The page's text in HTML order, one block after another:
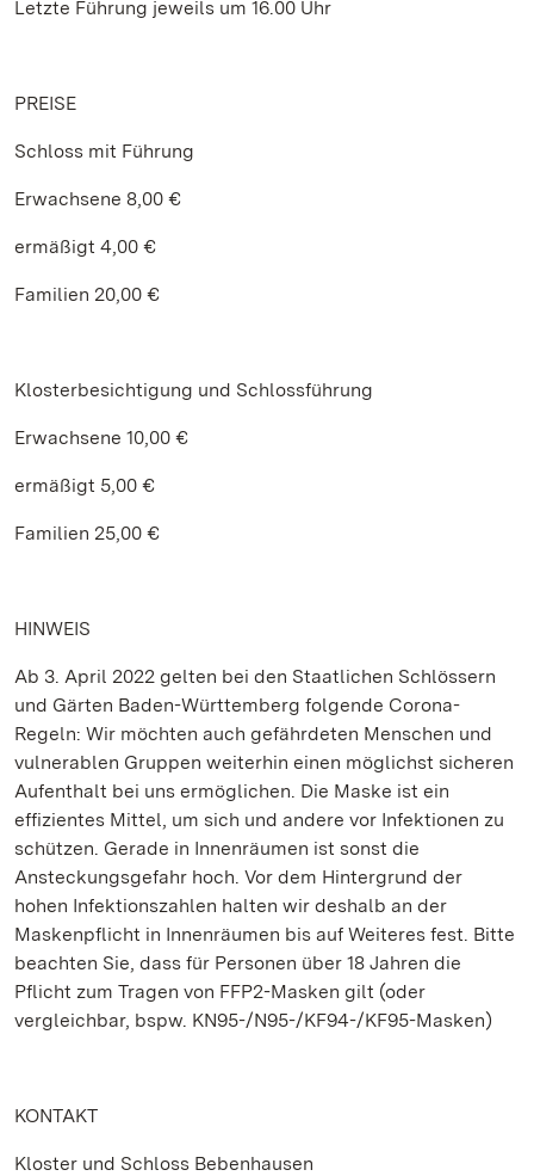
Letzte Führung jeweils um 16.00 Uhr
PREISE
Schloss mit Führung
Erwachsene 8,00 €
ermäßigt 4,00 €
Familien 20,00 €
Klosterbesichtigung und Schlossführung
Erwachsene 10,00 €
ermäßigt 5,00 €
Familien 25,00 €
HINWEIS
Ab 3. April 2022 gelten bei den Staatlichen Schlössern
und Gärten Baden-Württemberg folgende Corona-
Regeln: Wir möchten auch gefährdeten Menschen und
vulnerablen Gruppen weiterhin einen möglichst sicheren
Aufenthalt bei uns ermöglichen. Die Maske ist ein
effizientes Mittel, um sich und andere vor Infektionen zu
schützen. Gerade in Innenräumen ist sonst die
Ansteckungsgefahr hoch. Vor dem Hintergrund der
hohen Infektionszahlen halten wir deshalb an der
Maskenpflicht in Innenräumen bis auf Weiteres fest. Bitte
beachten Sie, dass für Personen über 18 Jahren die
Pflicht zum Tragen von FFP2-Masken gilt (oder
vergleichbar, bspw. KN95-/N95-/KF94-/KF95-Masken)
KONTAKT
Kloster und Schloss Bebenhausen